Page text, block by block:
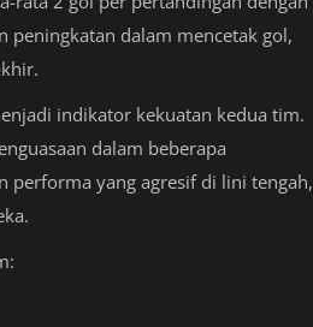
peningkatan dalam mencetak gol,
indikator kekuatan kedua tim.
dalam beberapa
performa yang agresif di lini tengah,